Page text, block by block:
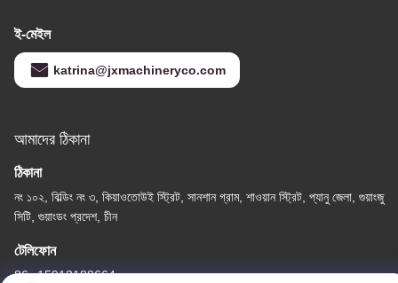
ই-মেইল
katrina@jxmachineryco.com
আমাদের ঠিকানা
ঠিকানা
নং ১০২, বিল্ডিং নং ৩, কিয়াওতোউই স্ট্রিট, সানশান গ্রাম, শাওয়ান স্ট্রিট, প্যানু জেলা, গুয়াংজু
সিটি, গুয়াংডং প্রদেশ, চীন
টেলিফোন
86--15913188664